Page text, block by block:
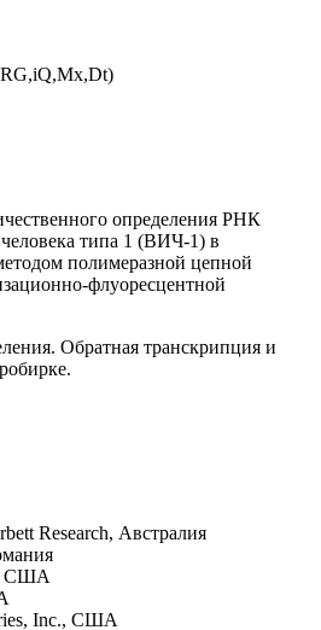
определения РНК
типа 1 (ВИЧ-1) в
полимеразной цепной
флуоресцентной
Обратная транскрипция и
Research, Австралия
США
Inc., США